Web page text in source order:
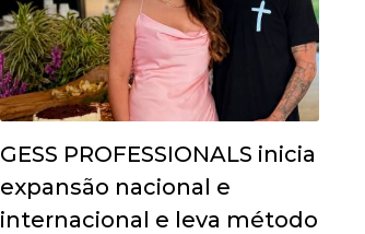
GESS PROFESSIONALS inicia
expansão nacional e
internacional e leva método